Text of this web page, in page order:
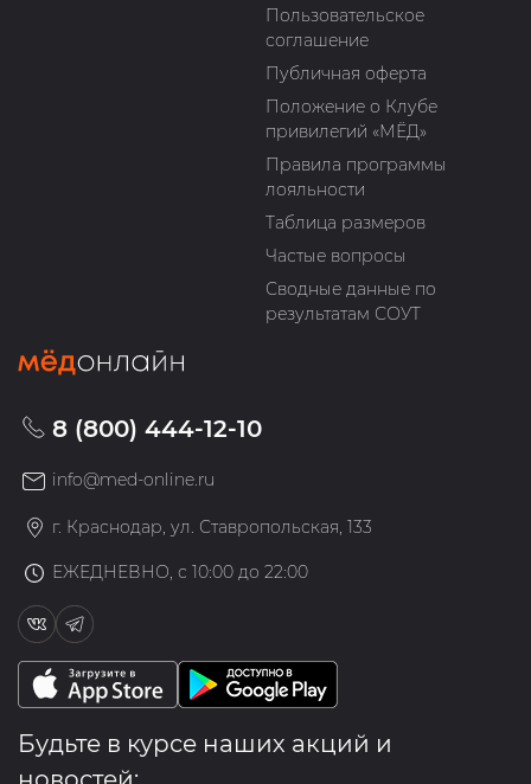
Пользовательское
соглашение
Публичная оферта
Положение о Клубе
привилегий «МЁД»
Правила программы
лояльности
Таблица размеров
Частые вопросы
Сводные данные по
результатам СОУТ
8 (800) 444-12-10
info@med-online.ru
г. Краснодар, ул. Ставропольская, 133
ЕЖЕДНЕВНО, с 10:00 до 22:00
Будьте в курсе наших акций и